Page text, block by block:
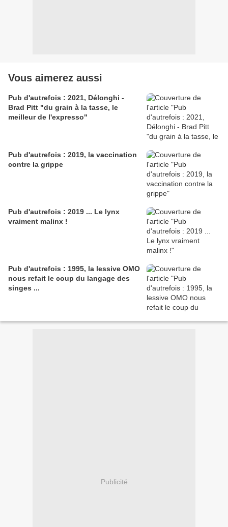
Vous aimerez aussi
Pub d'autrefois : 2021, Délonghi -
Brad Pitt "du grain à la tasse, le
meilleur de l'expresso"
Pub d'autrefois : 2019, la vaccination
contre la grippe
Pub d'autrefois : 2019 ... Le lynx
vraiment malinx !
Pub d'autrefois : 1995, la lessive OMO
nous refait le coup du langage des
singes ...
Publicité